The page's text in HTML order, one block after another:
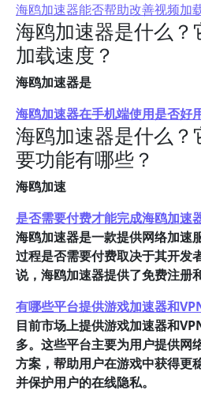
海鸥加速器能否帮助改善视频加
海鸥加速器是什么？
加载速度？
海鸥加速器是
海鸥加速器在手机端使用是否好
海鸥加速器是什么？
要功能有哪些？
海鸥加速
是否需要付费才能完成海鸥加速
海鸥加速器是一款提供网络加速
过程是否需要付费取决于其开发
说，海鸥加速器提供了免费注册
有哪些平台提供游戏加速器和
目前市场上提供游戏加速器和
多。这些平台主要为用户提供网
方案，帮助用户在游戏中获得更
并保护用户的在线隐私。